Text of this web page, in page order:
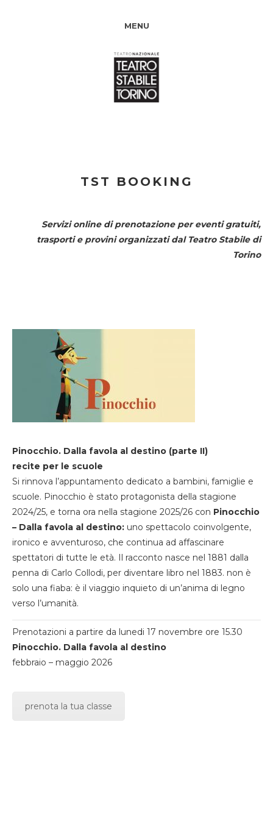
MENU
TST BOOKING
Servizi online di prenotazione per eventi gratuiti,
trasporti e provini organizzati dal Teatro Stabile di
Torino
Pinocchio. Dalla favola al destino (parte II)
recite per le scuole
Si rinnova l’appuntamento dedicato a bambini, famiglie e
scuole. Pinocchio è stato protagonista della stagione
2024/25, e torna ora nella stagione 2025/26 con Pinocchio
– Dalla favola al destino: uno spettacolo coinvolgente,
ironico e avventuroso, che continua ad affascinare
spettatori di tutte le età. Il racconto nasce nel 1881 dalla
penna di Carlo Collodi, per diventare libro nel 1883. non è
solo una fiaba: è il viaggio inquieto di un’anima di legno
verso l’umanità.
Prenotazioni a partire da lunedi 17 novembre ore 15.30
Pinocchio. Dalla favola al destino
febbraio – maggio 2026
prenota la tua classe